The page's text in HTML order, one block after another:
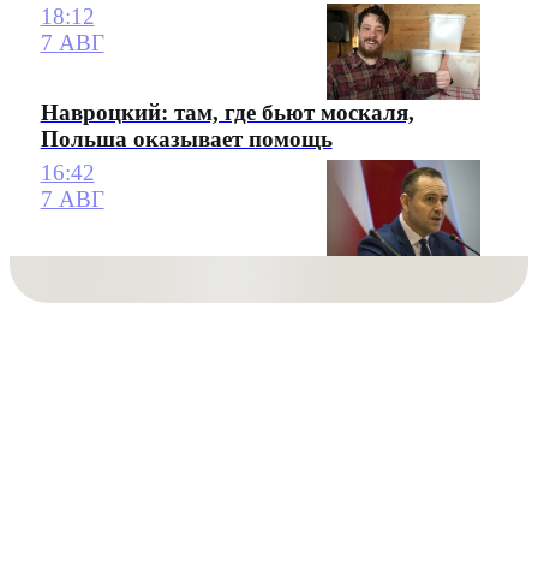
18:12
7 АВГ
Навроцкий: там, где бьют москаля,
Польша оказывает помощь
16:42
7 АВГ